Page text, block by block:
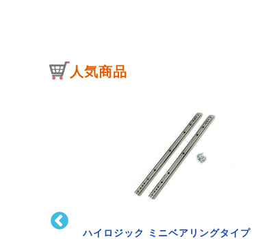
人気商品
ハイロジック ミニベアリングタイプ